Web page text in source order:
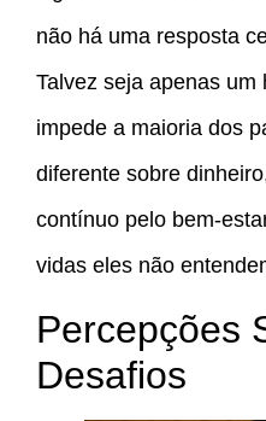
não há uma resposta
Talvez seja apenas
impede a maioria dos
diferente sobre
contínuo pelo bem-
vidas eles não
Percepções
Desafios